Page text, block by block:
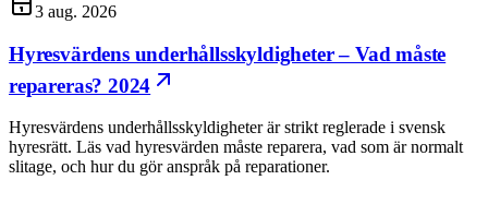
3 aug. 2026
Hyresvärdens underhållsskyldigheter – Vad måste
repareras? 2024
Hyresvärdens underhållsskyldigheter är strikt reglerade i svensk
hyresrätt. Läs vad hyresvärden måste reparera, vad som är normalt
slitage, och hur du gör anspråk på reparationer.